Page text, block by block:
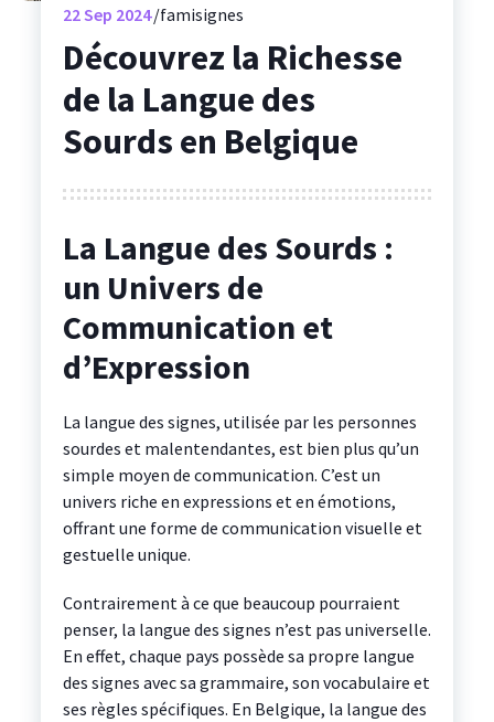
22Sep 2024 famisignes
Découvrez la Richesse
de la Langue des
Sourds en Belgique
La Langue des Sourds :
un Univers de
Communication et
d’Expression
La langue des signes, utilisée par les personnes
sourdes et malentendantes, est bien plus qu’un
simple moyen de communication. C’est un
univers riche en expressions et en émotions,
offrant une forme de communication visuelle et
gestuelle unique.
Contrairement à ce que beaucoup pourraient
penser, la langue des signes n’est pas universelle.
En effet, chaque pays possède sa propre langue
des signes avec sa grammaire, son vocabulaire et
ses règles spécifiques. En Belgique, la langue des